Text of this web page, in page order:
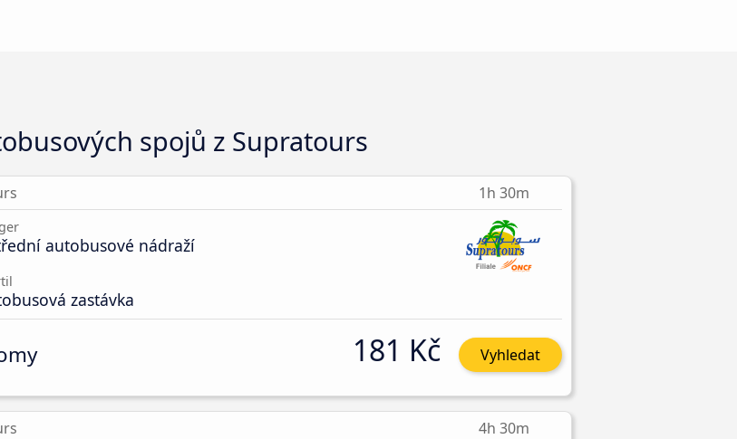
spojů z Supratours
1h 30m
autobusové nádraží
zastávka
181 Kč Vyhledat
4h 30m